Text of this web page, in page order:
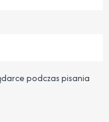
podczas pisania